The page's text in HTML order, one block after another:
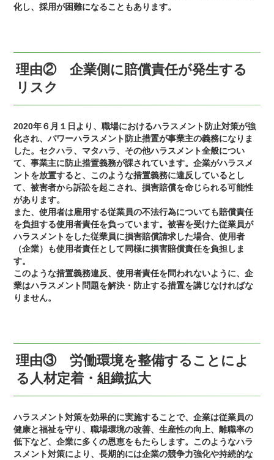
化し、採用が困難になることもあります。
理由② 企業側に賠償責任が発生する
リスク
2020年６月１日より、職場におけるハラスメント防止対策が強
化され、パワーハラスメント防止措置が事業主の義務になりま
した。セクハラ、マタハラ、その他ハラスメント全般につい
て、事業主に防止措置義務が課されています。企業がハラスメ
ントを放置すると、このような措置義務に違反しているとし
て、被害者から訴訟を起こされ、損害賠償を命じられる可能性
があります。
また、使用者は雇用する従業員の不法行為についても賠償責任
を負担する使用者責任を負っています。被害を受けた従業員が
ハラスメントをした従業員に損害賠償請求した場合、使用者
（企業）も使用者責任として同様に損害賠償責任を負担しま
す。
このような措置義務違反、使用者責任を問われないように、企
業はハラスメント問題を解決・防止する措置を講じなければな
りません。
理由③ 労働環境を整備することによ
る人材定着・組織拡大
ハラスメント対策を効果的に実施することで、企業は従業員の
健康と福祉を守り、職場環境の改善、生産性の向上、離職率の
低下など、企業に多くの恩恵をもたらします。このようなハラ
スメント対策により、長期的には企業の競争力強化や持続的な